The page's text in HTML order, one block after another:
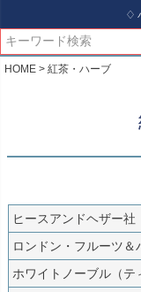
♢
HOME 紅茶・ハーブ
ヒースアンドヘザー社
ロンドン・フルーツ＆
ホワイトノーブル（テ